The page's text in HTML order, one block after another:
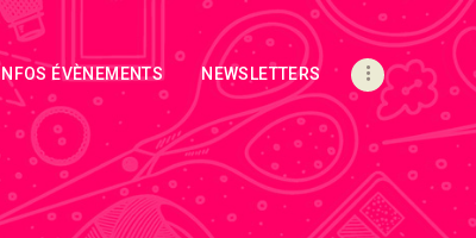
INFOS ÉVÈNEMENTS NEWSLETTERS